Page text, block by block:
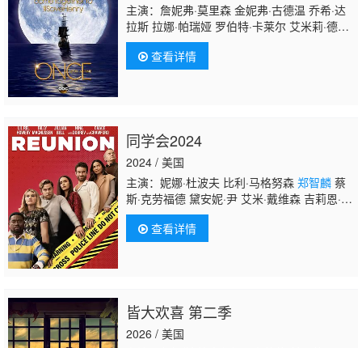
主演：詹妮弗·莫里森 金妮弗·古德温 乔希·达
拉斯 拉娜·帕瑞娅 罗伯特·卡莱尔 艾米莉·德瑞
文 科林·奥多霍诺 迈克尔·雷蒙德-詹姆斯 杰瑞
德·吉尔摩尔 莎拉·伯格
查看详情
同学会2024
2024 / 美国
主演：妮娜·杜波夫 比利·马格努森 郑智麟蔡
斯·克劳福德 黛安妮·尹 艾米·戴维森 吉莉恩·贝
尔 里尔·莱尔·哈瓦瑞 西沃恩·墨菲 迈克尔·希区
柯克 卡桑德拉·布莱尔 John Paul
&#039;Juice&#039; Caballero Tommy Lee
查看详情
皆大欢喜 第二季
2026 / 美国